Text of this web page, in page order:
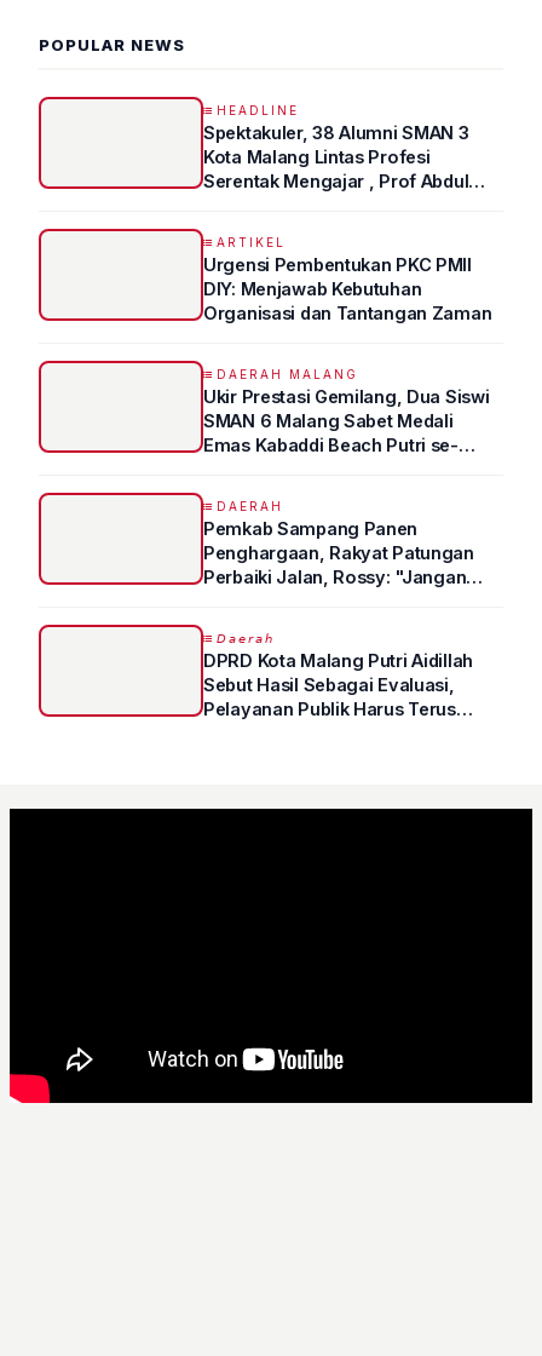
POPULAR NEWS
HEADLINE
Spektakuler, 38 Alumni SMAN 3
Kota Malang Lintas Profesi
Serentak Mengajar , Prof Abdul
ARTIKEL
Urgensi Pembentukan PKC PMII
DIY: Menjawab Kebutuhan
Organisasi dan Tantangan Zaman
DAERAH MALANG
Ukir Prestasi Gemilang, Dua Siswi
SMAN 6 Malang Sabet Medali
Emas Kabaddi Beach Putri se-
DAERAH
Pemkab Sampang Panen
Penghargaan, Rakyat Patungan
Perbaiki Jalan, Rossy: "Jangan
𝘋𝘢𝘦𝘳𝘢𝘩
DPRD Kota Malang Putri Aidillah
Sebut Hasil Sebagai Evaluasi,
Pelayanan Publik Harus Terus